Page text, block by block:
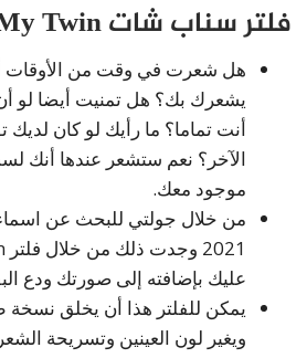
فلتر سناب شات My Twin
هل شعرت في وقت من الأوقات
يشعرك بك؟ هل تمنيت أيضا لو
أنت تماما؟ ما رأيك لو كان
الآخر؟ نعم ستشعر عندها أنك
موجود معك.
من خلال جولتي للبحث عن
عليك بإضافته إلى صورتك ودع
يمكن للفلتر هذا أن يخلق
ويغير لون العينين وتسريحة